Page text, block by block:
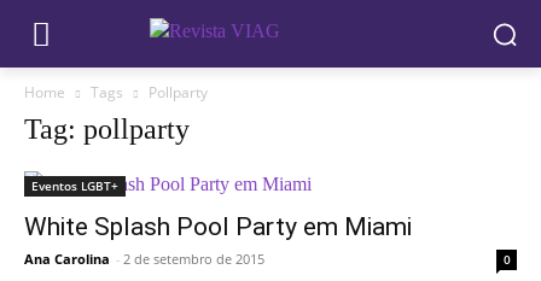
Home Tags Pollparty
Tag: pollparty
Eventos LGBT+
White Splash Pool Party em Miami
Ana Carolina - 2 de setembro de 2015 0